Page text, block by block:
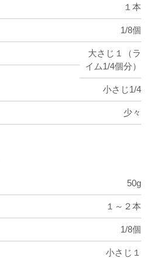
１本
1/8個
大さじ１（ラ
イム1/4個分）
小さじ1/4
少々
50g
１～２本
1/8個
小さじ１